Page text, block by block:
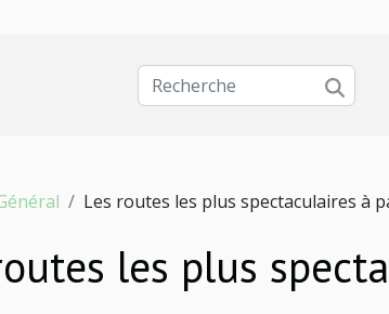
Les routes les plus spectaculaires à
les plus